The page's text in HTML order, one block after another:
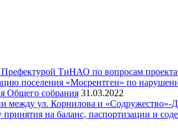
ТиНАО по вопросам проекта
поселения «Мосрентген» по
Общего собрания 31.03.2022
между ул. Корнилова и «Содружество»-
принятия на баланс, паспортизации и